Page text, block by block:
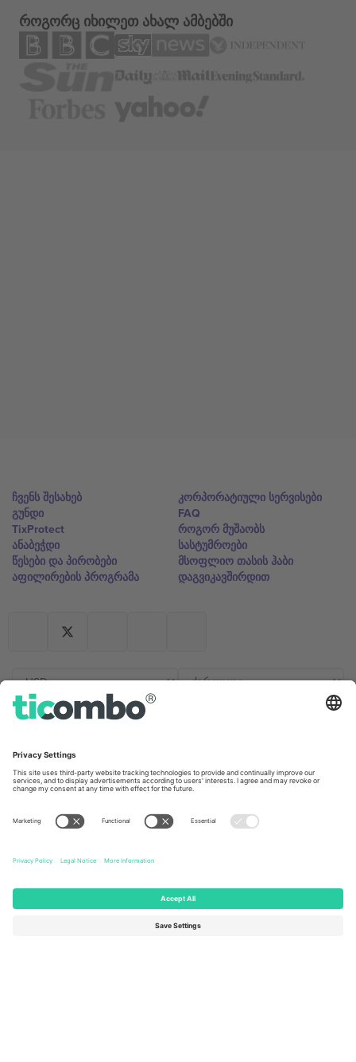
როგორც იხილეთ ახალ ამბებში
ჩვენს შესახებ
გუნდი
TixProtect
ანაბეჭდი
წესები და პირობები
აფილირების პროგრამა
კორპორატიული სერვისები
FAQ
როგორ მუშაობს
სასტუმროები
მსოფლიო თასის ჰაბი
დაგვიკავშირდით
Germany
Unter den Linden 24, 10117
Berlin, Germany
United Kingdom
167 City Road, London, Greater
London, EC1V 1AW, United
Kingdom
United States
131 Continental Dr, Suite 305,
Newark, Delaware 19713, United
Dorfstrasse 52a, 6390
Engelberg, Switzerland